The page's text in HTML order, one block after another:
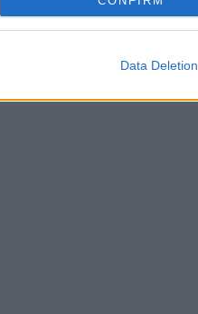
Data Deletion